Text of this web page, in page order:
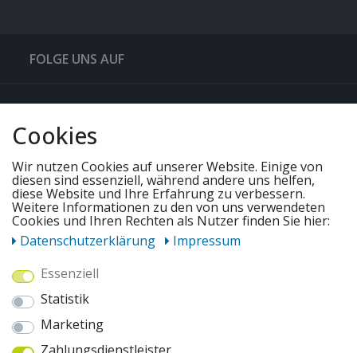
FOLGE UNS AUF
QUICKLINKS & TIPPS
UNSERE ANGEBOTE
WIR VERSENDEN MIT
Cookies
Wir nutzen Cookies auf unserer Website. Einige von
diesen sind essenziell, während andere uns helfen,
diese Website und Ihre Erfahrung zu verbessern.
Weitere Informationen zu den von uns verwendeten
Cookies und Ihren Rechten als Nutzer finden Sie hier:
Daten­schutz­erklärung
Impressum
Essenziell
Statistik
Marketing